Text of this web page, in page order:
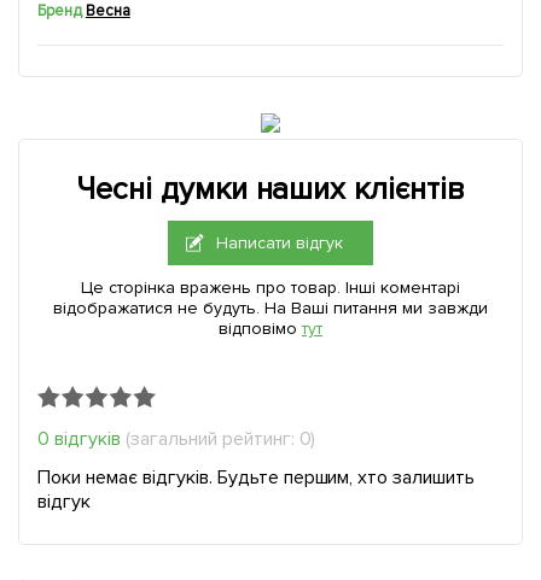
БрендВесна
Чесні думки наших клієнтів
Написати відгук
Це сторінка вражень про товар. Інші коментарі
відображатися не будуть. На Ваші питання ми завжди
відповімо тут
0 відгуків (загальний рейтинг: 0)
Поки немає відгуків. Будьте першим, хто залишить
відгук